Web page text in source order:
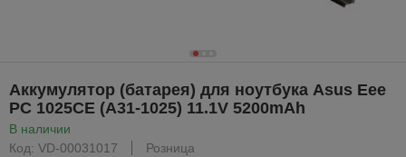
Аккумулятор (батарея) для ноутбука Asus Eee
PC 1025CE (A31-1025) 11.1V 5200mAh
В наличии
Код: VD-00031017
Розница